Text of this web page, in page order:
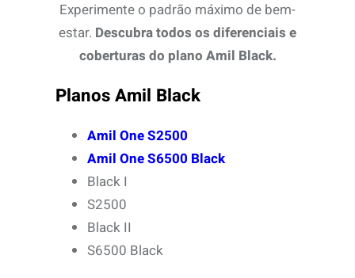
Experimente o padrão máximo de bem-
estar. Descubra todos os diferenciais e
coberturas do plano Amil Black.
Planos Amil Black
Amil One S2500
Amil One S6500 Black
Black I
S2500
Black II
S6500 Black